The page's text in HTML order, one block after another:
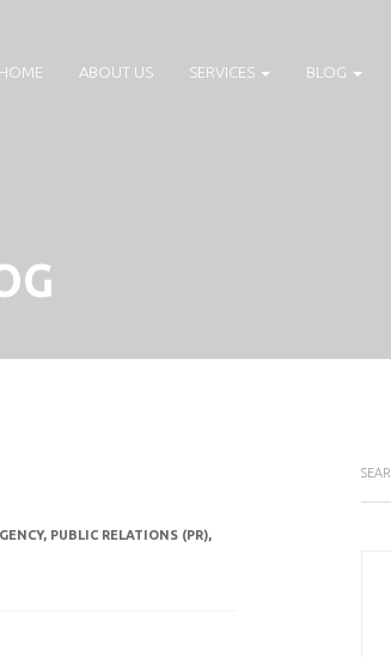
HOME ABOUT US SERVICES BLOG
, PUBLIC RELATIONS (PR),